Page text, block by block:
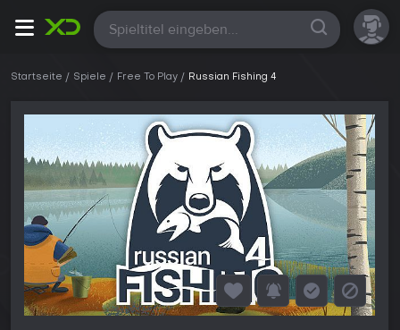
Alle
Startseite Spiele Free To Play Russian Fishing 4